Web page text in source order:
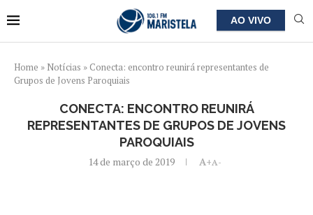
AO VIVO
Home » Notícias » Conecta: encontro reunirá representantes de
Grupos de Jovens Paroquiais
CONECTA: ENCONTRO REUNIRÁ
REPRESENTANTES DE GRUPOS DE JOVENS
PAROQUIAIS
14 de março de 2019 A+A-